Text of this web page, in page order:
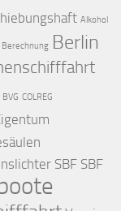
Alkohol
Berechnung Berlin
BVG COLREG
SBF SBF